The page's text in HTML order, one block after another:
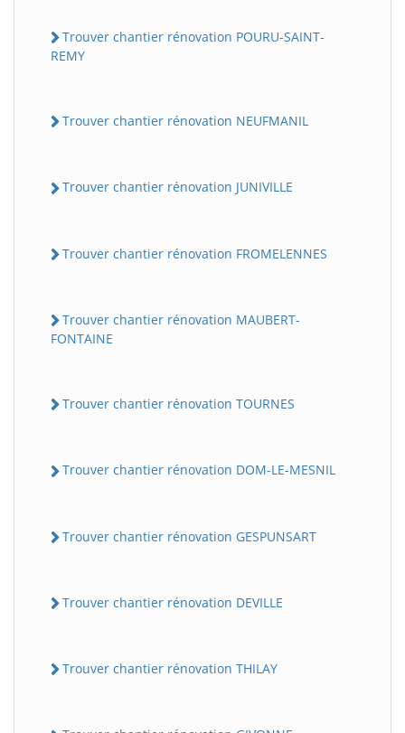
Trouver chantier rénovation POURU-SAINT-
REMY
Trouver chantier rénovation NEUFMANIL
Trouver chantier rénovation JUNIVILLE
Trouver chantier rénovation FROMELENNES
Trouver chantier rénovation MAUBERT-
FONTAINE
Trouver chantier rénovation TOURNES
Trouver chantier rénovation DOM-LE-MESNIL
Trouver chantier rénovation GESPUNSART
Trouver chantier rénovation DEVILLE
Trouver chantier rénovation THILAY